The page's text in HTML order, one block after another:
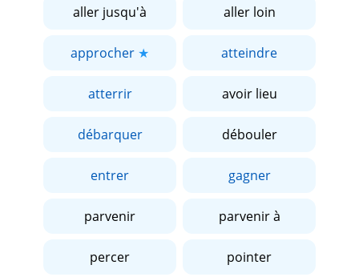
aller jusqu'à aller loin
approcher atteindre
atterrir avoir lieu
débarquer débouler
entrer gagner
parvenir parvenir à
percer pointer